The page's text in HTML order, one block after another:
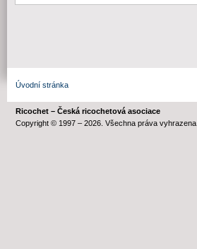
Úvodní stránka
Ricochet – Česká ricochetová asociace
Copyright © 1997 – 2026. Všechna práva vyhrazena.